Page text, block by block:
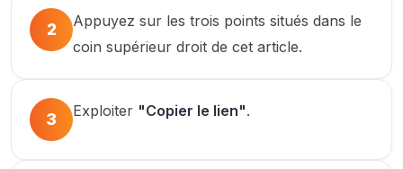
2
Appuyez sur les trois points situés dans le
coin supérieur droit de cet article.
3 Exploiter "Copier le lien".